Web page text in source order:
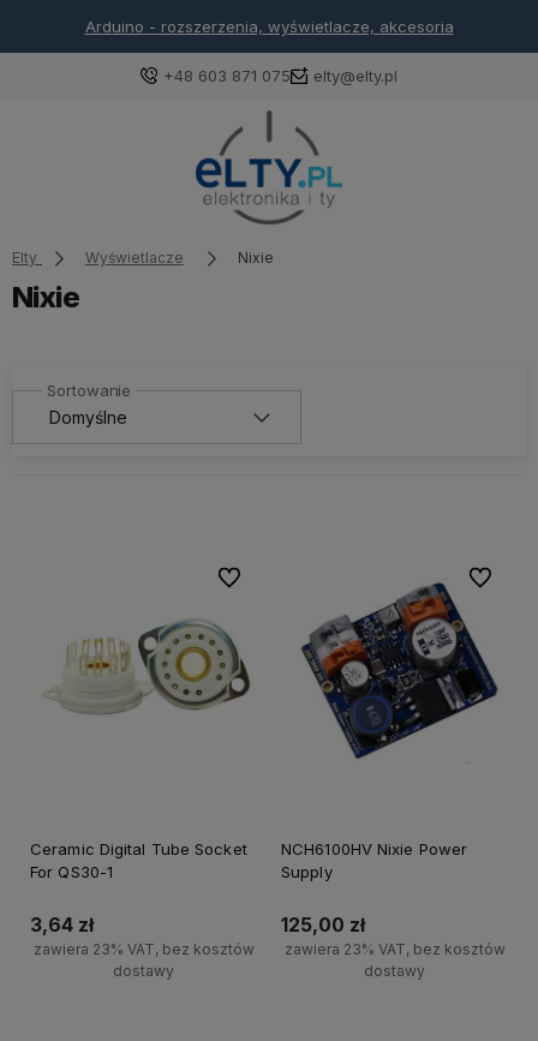
Arduino - rozszerzenia, wyświetlacze, akcesoria
+48 603 871 075 elty@elty.pl
Elty Wyświetlacze Nixie
Nixie
Ceramic Digital Tube Socket
For QS30-1
3,64 zł
zawiera 23% VAT, bez kosztów
dostawy
Do ulubionych
NCH6100HV Nixie Power
Supply
125,00 zł
zawiera 23% VAT, bez kosztów
dostawy
Do